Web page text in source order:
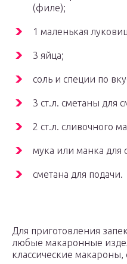
(филе);
1 маленькая
3 яйца;
соль и специи по
3 ст.л. сметаны для
2 ст.л. сливочного
мука или манка
сметана для подачи.
Для приготовления
любые макаронные
классические макароны,